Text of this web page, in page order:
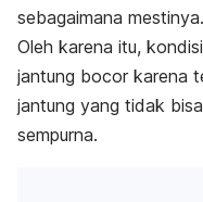
sebagaimana mestinya.
Oleh karena itu,
jantung bocor karena
jantung yang tidak
sempurna.